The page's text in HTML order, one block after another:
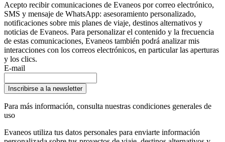
Acepto recibir comunicaciones de Evaneos por correo electrónico,
SMS y mensaje de WhatsApp: asesoramiento personalizado,
notificaciones sobre mis planes de viaje, destinos alternativos y
noticias de Evaneos. Para personalizar el contenido y la frecuencia
de estas comunicaciones, Evaneos también podrá analizar mis
interacciones con los correos electrónicos, en particular las aperturas
y los clics.
E-mail
Inscribirse a la newsletter
Para más información, consulta nuestras condiciones generales de
uso
Evaneos utiliza tus datos personales para enviarte información